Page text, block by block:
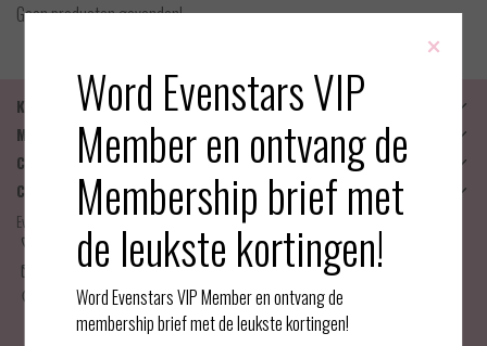
Geen producten gevonden!
Klantenservice
Mijn account
Categorieën
Contactgegevens
Evenstars Lingerie
06-25536043
info@evenstarslingerie.com
Haarlemmerdijk 21
1013 KA Amsterdam
×
Word Evenstars VIP
Member en ontvang de
Membership brief met
de leukste kortingen!
Word Evenstars VIP Member en ontvang de
membership brief met de leukste kortingen!